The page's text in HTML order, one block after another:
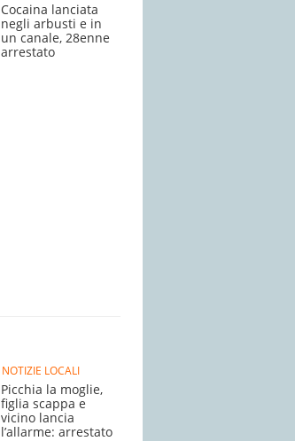
Cocaina lanciata
negli arbusti e in
un canale, 28enne
arrestato
NOTIZIE LOCALI
Picchia la moglie,
figlia scappa e
vicino lancia
l’allarme: arrestato